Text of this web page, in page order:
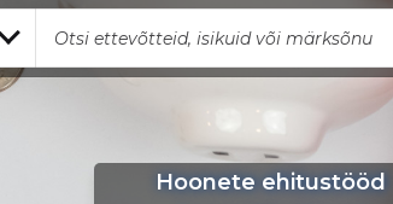
Hoonete ehitustööd